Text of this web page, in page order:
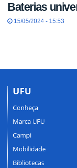
Baterias
15/05/2024 - 15:53
UFU
Conheça
Marca UFU
Campi
Mobilidade
Bibliotecas